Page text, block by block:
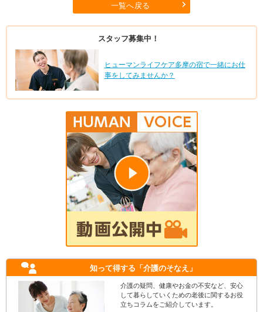
一覧へ戻る
スタッフ募集中！
ヒューマンライフケア多摩の宿で一緒にお仕
事をしてみませんか？
知って得する 「介護のそなえ」
介護の疑問、健康やお金の不安など、安心
して暮らしていくための老後に関するお役
立ちコラムをご紹介しています。